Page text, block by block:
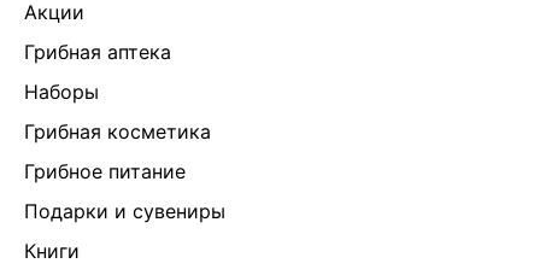
Акции
Грибная аптека
Наборы
Грибная косметика
Грибное питание
Подарки и сувениры
Книги